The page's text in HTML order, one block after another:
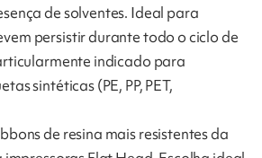
de solventes. Ideal para
persistir durante todo o ciclo de
indicado para
sintéticas (PE, PP, PET,
de resina mais resistentes da